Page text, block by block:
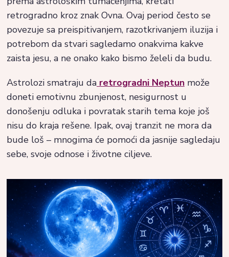
retrogradno kroz znak Ovna. Ovaj period često se
povezuje sa preispitivanjem, razotkrivanjem iluzija i
potrebom da stvari sagledamo onakvima kakve
zaista jesu, a ne onako kako bismo želeli da budu.
Astrolozi smatraju da retrogradni Neptun može
doneti emotivnu zbunjenost, nesigurnost u
donošenju odluka i povratak starih tema koje još
nisu do kraja rešene. Ipak, ovaj tranzit ne mora da
bude loš – mnogima će pomoći da jasnije sagledaju
sebe, svoje odnose i životne ciljeve.